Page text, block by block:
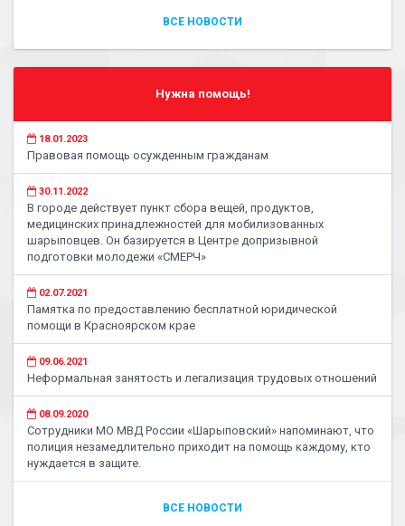
ВСЕ НОВОСТИ
Нужна помощь!
18.01.2023
Правовая помощь осужденным гражданам
30.11.2022
В городе действует пункт сбора вещей, продуктов,
медицинских принадлежностей для мобилизованных
шарыповцев. Он базируется в Центре допризывной
подготовки молодежи «СМЕРЧ»
02.07.2021
Памятка по предоставлению бесплатной юридической
помощи в Красноярском крае
09.06.2021
Неформальная занятость и легализация трудовых отношений
08.09.2020
Сотрудники МО МВД России «Шарыповский» напоминают, что
полиция незамедлительно приходит на помощь каждому, кто
нуждается в защите.
ВСЕ НОВОСТИ